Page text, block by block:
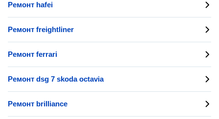
Ремонт hafei
Ремонт freightliner
Ремонт ferrari
Ремонт dsg 7 skoda octavia
Ремонт brilliance